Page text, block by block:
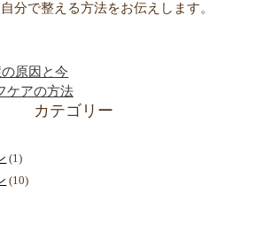
分で整える方法をお伝えします。
原因と今
ケアの方法
カテゴリー
(1)
(10)